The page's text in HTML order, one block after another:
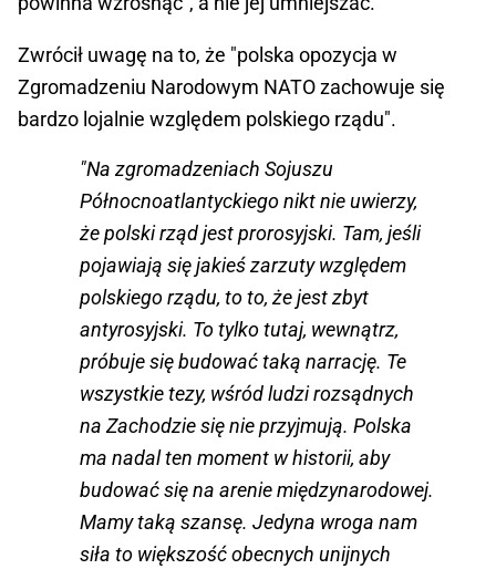
Zwrócił uwagę na to, że "polska opozycja w
Zgromadzeniu Narodowym NATO zachowuje się
bardzo lojalnie względem polskiego rządu".
"Na zgromadzeniach Sojuszu
Północnoatlantyckiego nikt nie uwierzy,
że polski rząd jest prorosyjski. Tam, jeśli
pojawiają się jakieś zarzuty względem
polskiego rządu, to to, że jest zbyt
antyrosyjski. To tylko tutaj, wewnątrz,
próbuje się budować taką narrację. Te
wszystkie tezy, wśród ludzi rozsądnych
na Zachodzie się nie przyjmują. Polska
ma nadal ten moment w historii, aby
budować się na arenie międzynarodowej.
Mamy taką szansę. Jedyna wroga nam
siła to większość obecnych unijnych